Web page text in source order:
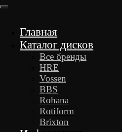
Главная
Каталог дисков
Все бренды
HRE
Vossen
BBS
Rohana
Rotiform
Brixton